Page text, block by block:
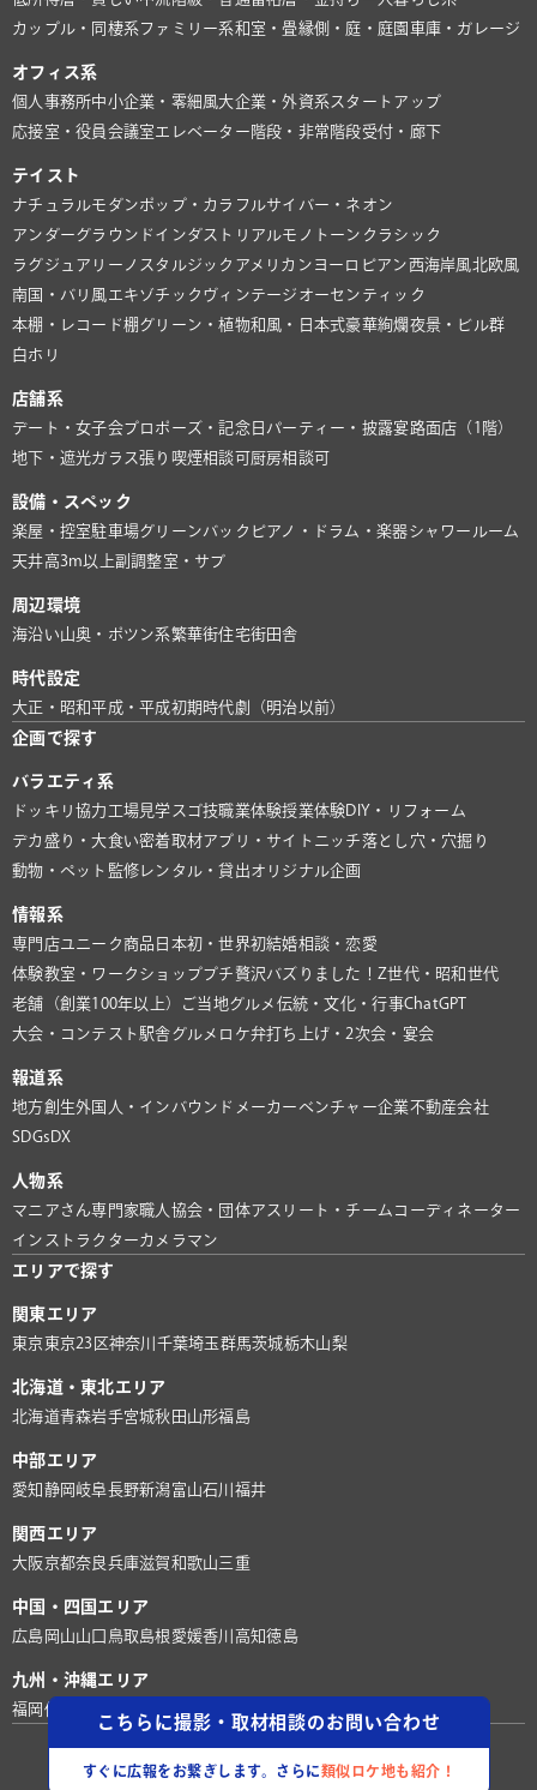
こちらに撮影・取材相談のお問い合わせ
すぐに広報をお繋ぎします。さらに類似ロケ地も紹介！
カップル・同棲系ファミリー系和室・畳縁側・庭・庭園 車庫・ガレージ
オフィス系
個人事務所中小企業・零細風大企業・外資系スタートアップ
応接室・役員会議室 エレベーター階段・非常階段受付・廊下
テイスト
ナチュラルモダンポップ・カラフルサイバー・ネオン
アンダーグラウンド インダストリアルモノトーン クラシック
ラグジュアリー ノスタルジック アメリカン ヨーロピアン西海岸風北欧風
南国・バリ風 エキゾチック ヴィンテージ オーセンティック
本棚・レコード棚グリーン・植物和風・日本式豪華絢爛夜景・ビル群
白ホリ
店舗系
デート・女子会プロポーズ・記念日 パーティー・披露宴路面店（1階）
地下・遮光ガラス張り 喫煙相談可厨房相談可
設備・スペック
楽屋・控室駐車場グリーンバック ピアノ・ドラム・楽器シャワールーム
天井高3m以上副調整室・サブ
周辺環境
海沿い山奥・ポツン系繁華街住宅街田舎
時代設定
大正・昭和平成・平成初期時代劇（明治以前）
企画で探す
バラエティ系
ドッキリ協力 工場見学 スゴ技職業体験授業体験DIY・リフォーム
デカ盛り・大食い密着取材アプリ・サイト ニッチ落とし穴・穴掘り
動物・ペット 監修レンタル・貸出オリジナル企画
情報系
専門店ユニーク商品 日本初・世界初結婚相談・恋愛
体験教室・ワークショッププチ贅沢バズりました！ Z世代・昭和世代
老舗（創業100年以上）
ご当地グルメ 伝統・文化・行事ChatGPT
大会・コンテスト 駅舎グルメ ロケ弁打ち上げ・2次会・宴会
報道系
地方創生外国人・インバウンド メーカー ベンチャー企業不動産会社
SDGsDX
人物系
マニアさん専門家職人 協会・団体アスリート・チーム コーディネーター
インストラクターカメラマン
エリアで探す
関東エリア
東京東京23区神奈川 千葉埼玉群馬茨城栃木山梨
北海道・東北エリア
北海道青森岩手宮城秋田 山形福島
中部エリア
愛知 静岡 岐阜長野新潟富山石川 福井
関西エリア
大阪京都奈良兵庫滋賀和歌山三重
中国・四国エリア
広島 岡山山口 鳥取島根 愛媛香川 高知徳島
九州・沖縄エリア
福岡 佐賀
©株式会社ロケグー